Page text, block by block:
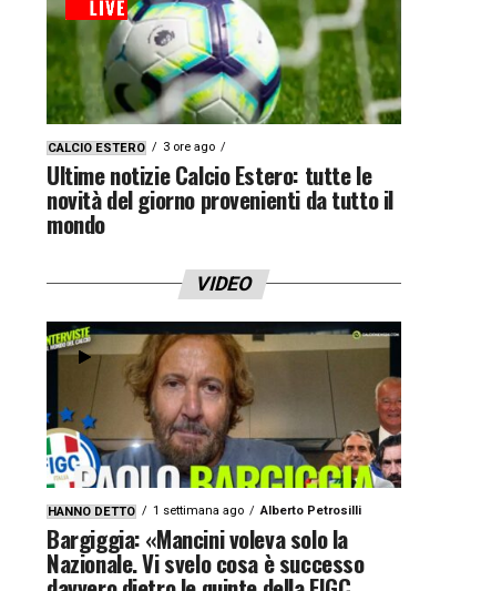
CALCIO ESTERO 3 ore ago
Ultime notizie Calcio Estero: tutte le
novità del giorno provenienti da tutto il
mondo
VIDEO
HANNO DETTO 1 settimana ago Alberto Petrosilli
Bargiggia: «Mancini voleva solo la
Nazionale. Vi svelo cosa è successo